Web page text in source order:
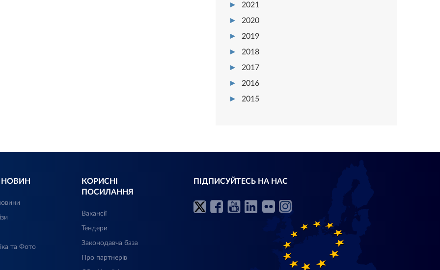
2021
2020
2019
2018
2017
2016
2015
НОВИН
та Фото
КОРИСНІ
ПОСИЛАННЯ
Вакансії
Тендери
Законодавча база
Про партнерів
ПІДПИСУЙТЕСЬ НА НАС